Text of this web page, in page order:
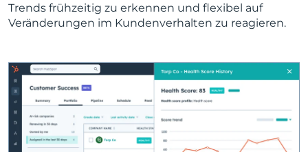
Trends frühzeitig zu erkennen und flexibel auf
Veränderungen im Kundenverhalten zu reagieren.